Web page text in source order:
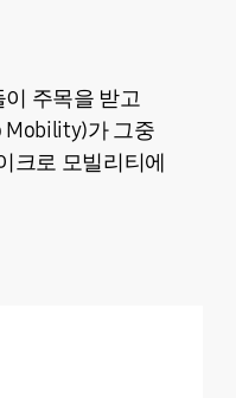
주목을 받고
Mobility)가 그중
크로 모빌리티에